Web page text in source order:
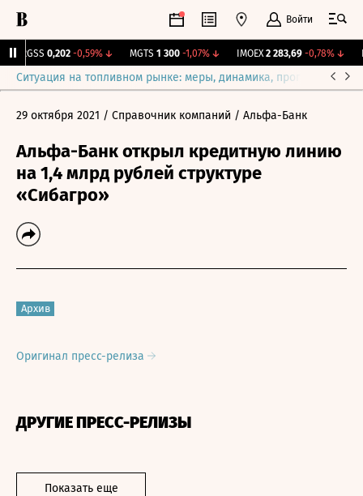
Войти
RGSS 0,202 -0,59%↓ MGTS 1 300 -1,07%↓ IMOEX 2 283,69 -0,78%↓
Ситуация на топливном рынке: меры, динамика, прогнозы
29 октября 2021 / Справочник компаний / Альфа-Банк
Альфа-Банк открыл кредитную линию
на 1,4 млрд рублей структуре
«Сибагро»
Архив
Оригинал пресс-релиза
ДРУГИЕ ПРЕСС-РЕЛИЗЫ
Показать еще